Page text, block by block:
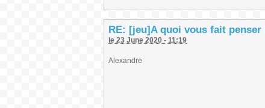
RE: [jeu]A quoi vous fait penser
le 23 June 2020 - 11:19
Alexandre